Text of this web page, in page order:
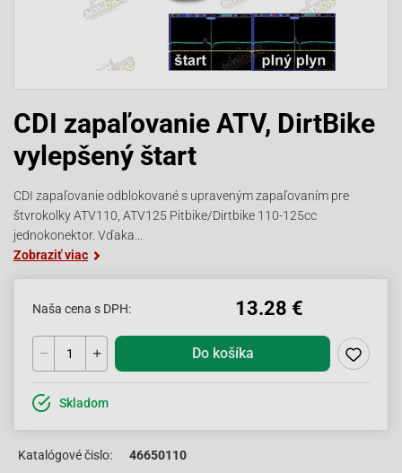
CDI zapaľovanie ATV, DirtBike
vylepšený štart
CDI zapaľovanie odblokované s upraveným zapaľovaním pre
štvrokolky ATV110, ATV125 Pitbike/Dirtbike 110-125cc
jednokonektor. Vďaka...
Zobraziť viac
Naša cena s DPH: 13.28 €
Do košíka
Skladom
Katalógové čislo: 46650110